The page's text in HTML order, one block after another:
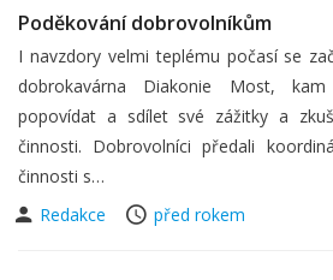
Poděkování dobrovolníkům
I navzdory velmi teplému počasí se
dobrokavárna Diakonie Most,
popovídat a sdílet své zážitky a
činnosti. Dobrovolníci předali
činnosti s…
Redakce
před rokem